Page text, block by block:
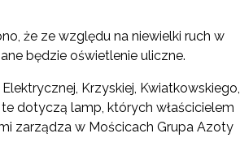
że ze względu na niewielki ruch w
będzie oświetlenie uliczne.
Krzyskiej, Kwiatkowskiego,
te dotyczą lamp, których właścicielem
zarządza w Mościcach Grupa Azoty